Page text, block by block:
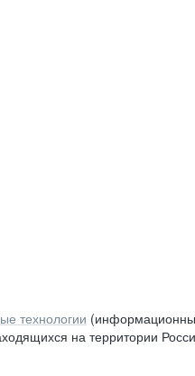
технологии
на территории